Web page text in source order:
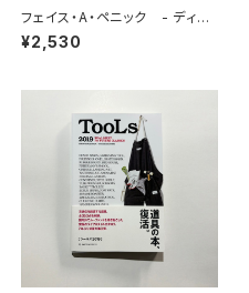
フェイス・A・ペニック - ディア
ンジェロ《ヴードゥー》がかけた
グルーヴの呪文
¥2,530